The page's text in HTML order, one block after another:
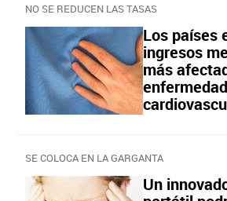
NO SE REDUCEN LAS TASAS
Los países
ingresos
más
SE COLOCA EN LA GARGANTA
Un